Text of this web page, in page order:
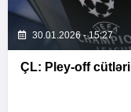
30.01.2026 - 15:27
ÇL: Pley-off